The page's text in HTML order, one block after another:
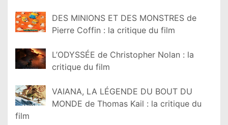
DES MINIONS ET DES MONSTRES de
Pierre Coffin : la critique du film
L’ODYSSÉE de Christopher Nolan : la
critique du film
VAIANA, LA LÉGENDE DU BOUT DU
MONDE de Thomas Kail : la critique du
film